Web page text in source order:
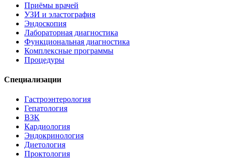
Приёмы врачей
УЗИ и эластография
Эндоскопия
Лабораторная диагностика
Функциональная диагностика
Комплексные программы
Процедуры
Специализации
Гастроэнтерология
Гепатология
ВЗК
Кардиология
Эндокринология
Диетология
Проктология